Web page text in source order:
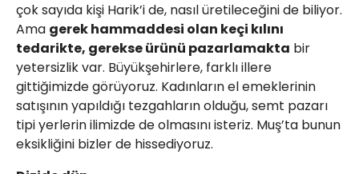
çok sayıda kişi Harik’i de, nasıl üretileceğini de biliyor.
Ama gerek hammaddesi olan keçi kılını
tedarikte, gerekse ürünü pazarlamakta bir
yetersizlik var. Büyükşehirlere, farklı illere
gittiğimizde görüyoruz. Kadınların el emeklerinin
satışının yapıldığı tezgahların olduğu, semt pazarı
tipi yerlerin ilimizde de olmasını isteriz. Muş’ta bunun
eksikliğini bizler de hissediyoruz.